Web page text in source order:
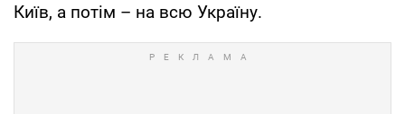
Київ, а потім – на всю Україну.